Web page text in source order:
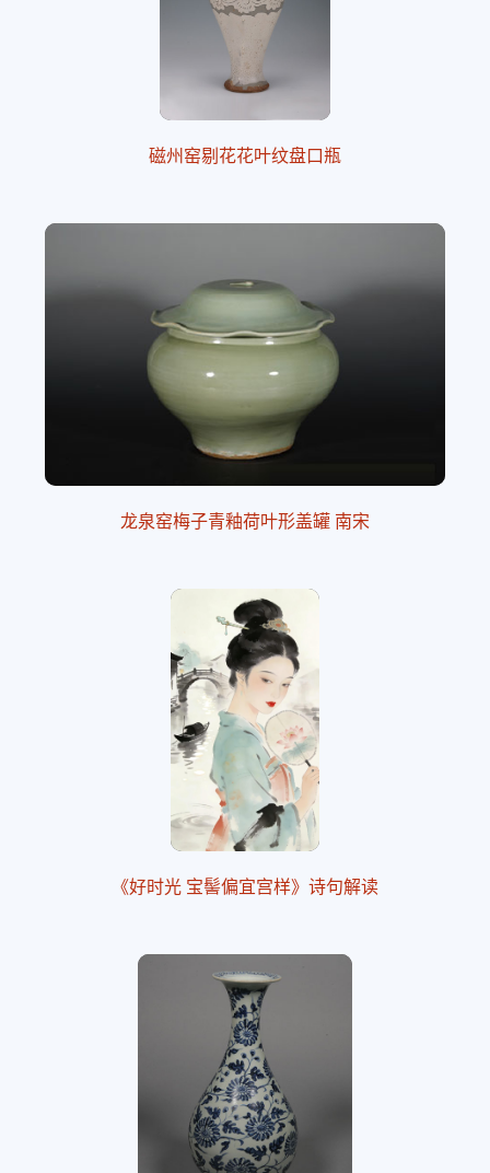
磁州窑剔花花叶纹盘口瓶
龙泉窑梅子青釉荷叶形盖罐 南宋
《好时光 宝髻偏宜宫样》诗句解读